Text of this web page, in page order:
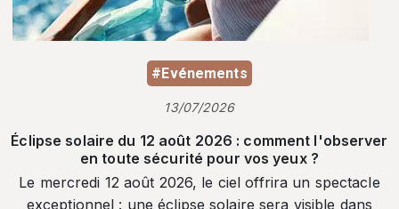
#Evénements
13/07/2026
Éclipse solaire du 12 août 2026 : comment l'observer
en toute sécurité pour vos yeux ?
Le mercredi 12 août 2026, le ciel offrira un spectacle
exceptionnel : une éclipse solaire sera visible dans